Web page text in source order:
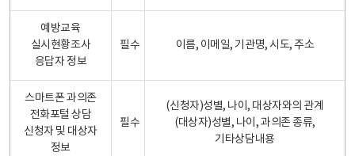
예방교육
실시현황조사
응답자 정보
필수 이름, 이메일, 기관명, 시도, 주소
스마트폰 과의존
전화포털 상담
신청자 및 대상자
정보
필수
(신청자)성별, 나이, 대상자와의 관계
(대상자)성별, 나이, 과의존 종류,
기타상담내용